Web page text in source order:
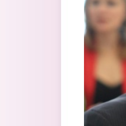
Перейти к основному содержанию